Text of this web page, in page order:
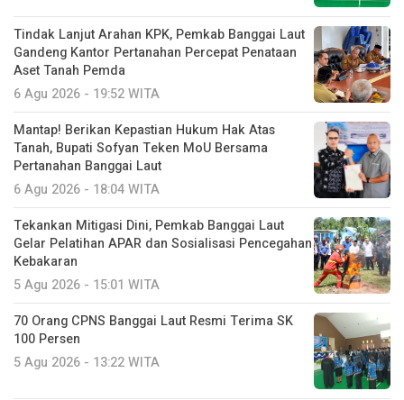
Tindak Lanjut Arahan KPK, Pemkab Banggai Laut
Gandeng Kantor Pertanahan Percepat Penataan
Aset Tanah Pemda
6 Agu 2026 - 19:52 WITA
Mantap! Berikan Kepastian Hukum Hak Atas
Tanah, Bupati Sofyan Teken MoU Bersama
Pertanahan Banggai Laut
6 Agu 2026 - 18:04 WITA
Tekankan Mitigasi Dini, Pemkab Banggai Laut
Gelar Pelatihan APAR dan Sosialisasi Pencegahan
Kebakaran
5 Agu 2026 - 15:01 WITA
70 Orang CPNS Banggai Laut Resmi Terima SK
100 Persen
5 Agu 2026 - 13:22 WITA